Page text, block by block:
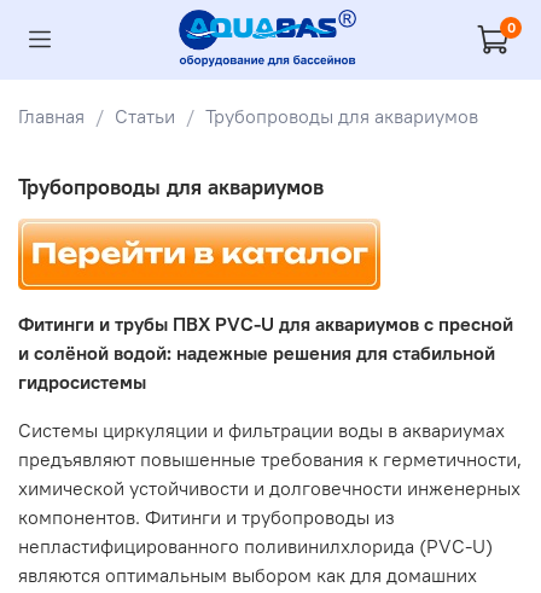
0
Главная Статьи Трубопроводы для аквариумов
Трубопроводы для аквариумов
Фитинги и трубы ПВХ PVC-U для аквариумов с пресной
и солёной водой: надежные решения для стабильной
гидросистемы
Системы циркуляции и фильтрации воды в аквариумах
предъявляют повышенные требования к герметичности,
химической устойчивости и долговечности инженерных
компонентов. Фитинги и трубопроводы из
непластифицированного поливинилхлорида (PVC-U)
являются оптимальным выбором как для домашних